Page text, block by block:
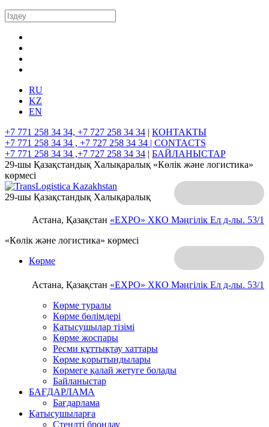
RU
KZ
EN
+7 771 258 34 34, +7 727 258 34 34 | КОНТАКТЫ
+7 771 258 34 34 , +7 727 258 34 34 | CONTACTS
+7 771 258 34 34 ,+7 727 258 34 34 | БАЙЛАНЫСТАР
29-шы Қазақстандық Халықаралық «Көлік және логистика»
көрмесі
Астана, Қазақстан «EXPO» ХКО Мәңгілік Ел д-лы. 53/1
29-шы Қазақстандық Халықаралық
«Көлік және логистика» көрмесі
Астана, Қазақстан «EXPO» ХКО Мәңгілік Ел д-лы. 53/1
Көрме
Көрме туралы
Көрме бөлімдері
Қатысушылар тізімі
Көрме жоспары
Ресми құттықтау хаттары
Көрме қорытындылары
Көрмеге қалай жетуге болады
Байланыстар
БАҒДАРЛАМА
Бағдарлама
Қатысушыларға
Стендті брондау